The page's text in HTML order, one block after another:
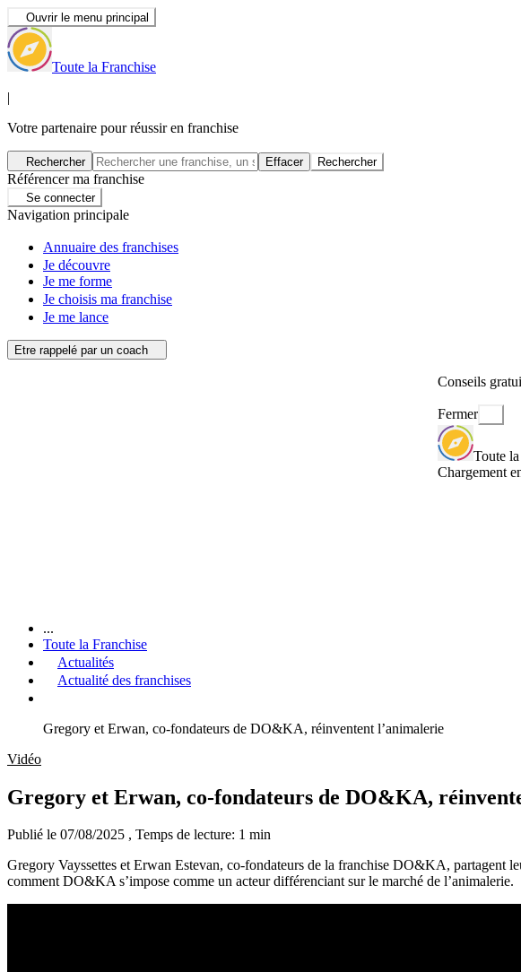
Ouvrir le menu principal
Toute la Franchise
|
Votre partenaire pour réussir en franchise
Rechercher Effacer Rechercher
Référencer ma franchise
Se connecter
Navigation principale
Annuaire des franchises
Je découvre
Je me forme
Je choisis ma franchise
Je me lance
Etre rappelé par un coach
Conseils
Fermer
Toute
Chargement
...
Toute la Franchise
Actualités
Actualité des franchises
Gregory et Erwan, co-fondateurs de DO&KA, réinventent l’animalerie
Vidéo
Gregory et Erwan, co-fondateurs de DO&KA,
Publié le 07/08/2025 , Temps de lecture: 1 min
Gregory Vayssettes et Erwan Estevan, co-fondateurs de la franchise DO&KA, partagent
comment DO&KA s’impose comme un acteur différenciant sur le marché de l’animalerie.